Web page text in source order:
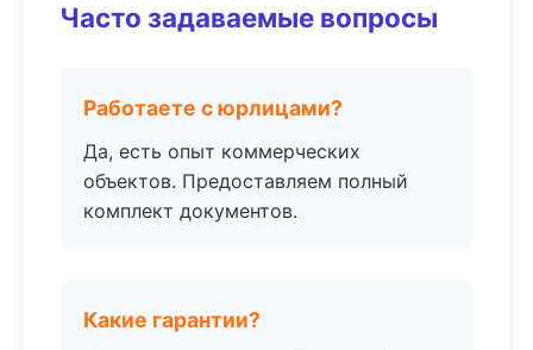
Часто задаваемые вопросы
Работаете с юрлицами?
Да, есть опыт коммерческих
объектов. Предоставляем полный
комплект документов.
Какие гарантии?